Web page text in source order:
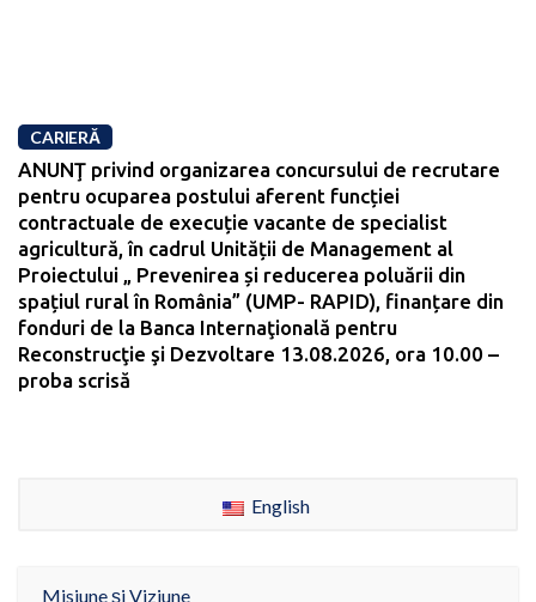
CARIERĂ
ANUNŢ privind organizarea concursului de recrutare
pentru ocuparea postului aferent funcției
contractuale de execuție vacante de specialist
agricultură, în cadrul Unității de Management al
Proiectului „ Prevenirea și reducerea poluării din
spațiul rural în România” (UMP- RAPID), finanțare din
fonduri de la Banca Internaţională pentru
Reconstrucţie şi Dezvoltare 13.08.2026, ora 10.00 –
proba scrisă
English
Misiune și Viziune